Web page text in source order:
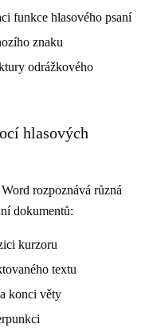
funkce hlasového psaní
znaku
odrážkového
hlasových
rozpoznává různá
dokumentů:
kurzoru
textu
konci věty